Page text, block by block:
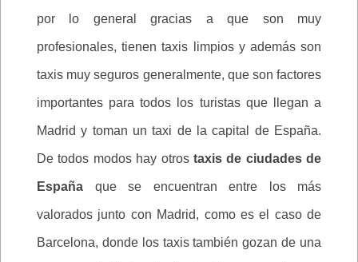
por lo general gracias a que son muy
profesionales, tienen taxis limpios y además son
taxis muy seguros generalmente, que son factores
importantes para todos los turistas que llegan a
Madrid y toman un taxi de la capital de España.
De todos modos hay otros taxis de ciudades de
España que se encuentran entre los más
valorados junto con Madrid, como es el caso de
Barcelona, donde los taxis también gozan de una